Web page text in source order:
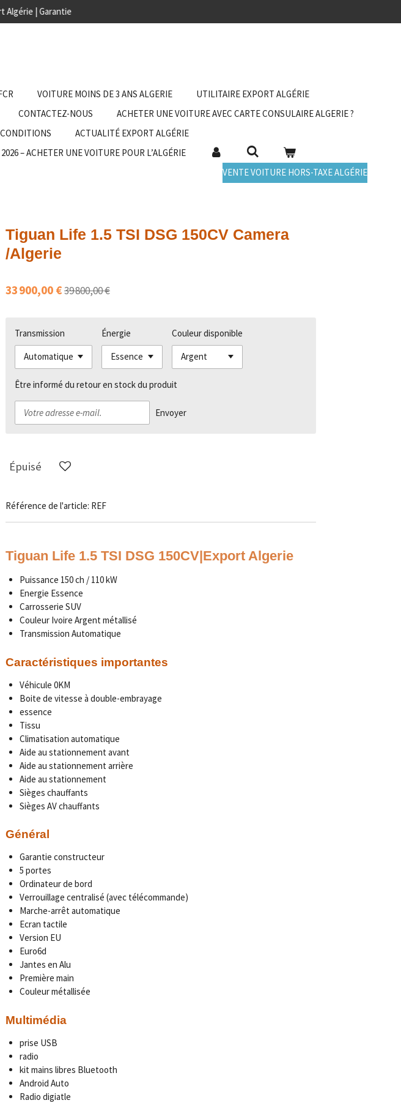
Algérie | Garantie
VOITURE MOINS DE 3 ANS ALGERIE
UTILITAIRE EXPORT ALGÉRIE
CONTACTEZ-NOUS
ACHETER UNE VOITURE AVEC CARTE CONSULAIRE ALGERIE ?
ACTUALITÉ EXPORT ALGÉRIE
– ACHETER UNE VOITURE POUR L’ALGÉRIE
VENTE VOITURE HORS-TAXE ALGÉRIE
Tiguan Life 1.5 TSI DSG 150CV Camera
/Algerie
33 900,00 €39 800,00 €
Transmission Énergie Couleur disponible
Être informé du retour en stock du produit
Envoyer
Épuisé
Référence de l'article: REF
Tiguan Life 1.5 TSI DSG 150CV|Export Algerie
Puissance 150 ch / 110 kW
Energie Essence
Carrosserie SUV
Couleur Ivoire Argent métallisé
Transmission Automatique
Caractéristiques importantes
Véhicule 0KM
Boite de vitesse à double-embrayage
essence
Tissu
Climatisation automatique
Aide au stationnement avant
Aide au stationnement arrière
Aide au stationnement
Sièges chauffants
Sièges AV chauffants
Général
Garantie constructeur
5 portes
Ordinateur de bord
Verrouillage centralisé (avec télécommande)
Marche-arrêt automatique
Ecran tactile
Version EU
Euro6d
Jantes en Alu
Première main
Couleur métallisée
Multimédia
prise USB
radio
kit mains libres Bluetooth
Android Auto
Radio digiatle